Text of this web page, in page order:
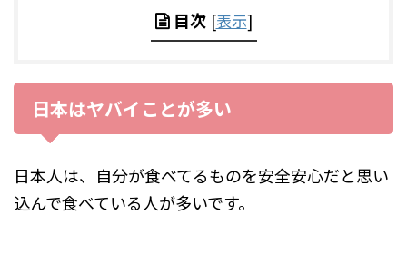
目次 [表示]
日本はヤバイことが多い
日本人は、自分が食べてるものを安全安心だと思い
込んで食べている人が多いです。